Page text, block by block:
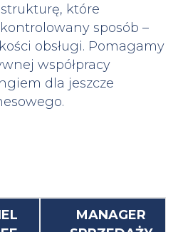
które
sposób –
obsługi. Pomagamy
współpracy
dla jeszcze
MANAGER